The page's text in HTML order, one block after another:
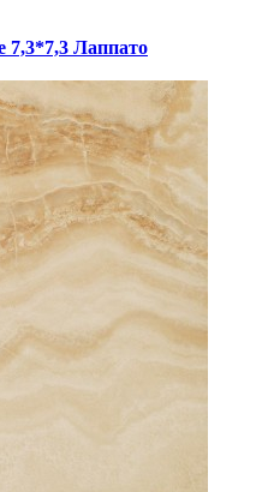
7,3*7,3 Лаппато